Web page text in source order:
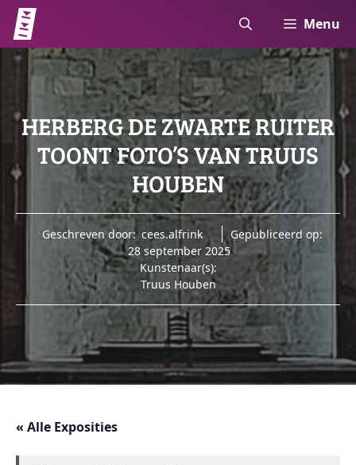
naar
de
Menu
HERBERG DE ZWARTE RUITER
TOONT FOTO’S VAN TRUUS
HOUBEN
Geschreven door: cees.alfrink
Gepubliceerd op:
28 september 2025
Kunstenaar(s):
Truus Houben
« Alle Exposities